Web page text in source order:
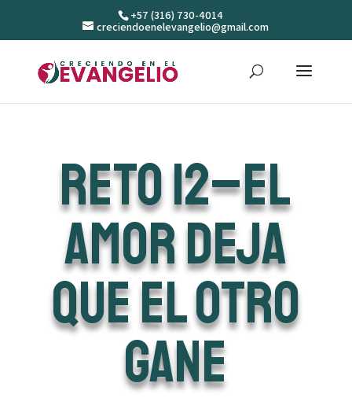
+57 (316) 730-4014
creciendoenelevangelio@gmail.com
Reto 12–El
amor deja
que el otro
gane